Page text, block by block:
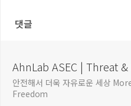
댓글
AhnLab ASEC | Threat &
안전해서 더욱 자유로운 세상
Freedom